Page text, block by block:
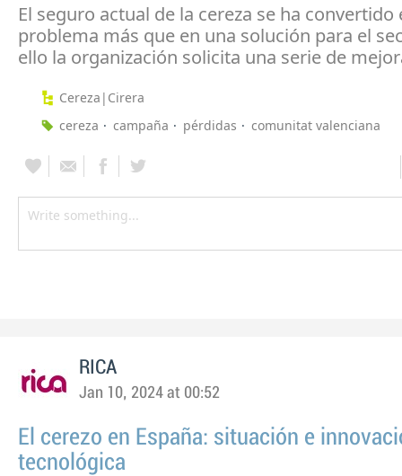
El seguro actual de la cereza se ha convertido
problema más que en una solución para el
ello la organización solicita una serie de
Cereza|Cirera
cereza
campaña pérdidas comunitat valenciana
RICA
Jan 10, 2024 at 00:52
El cerezo en España: situación e
tecnológica